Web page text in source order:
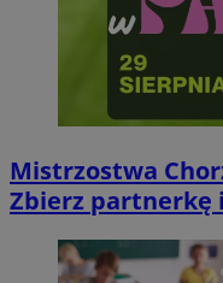
Mistrzostwa
Zbierz partnerkę